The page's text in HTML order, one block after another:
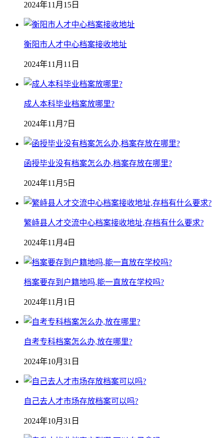
2024年11月15日
衡阳市人才中心档案接收地址
2024年11月11日
成人本科毕业档案放哪里?
2024年11月7日
函授毕业没有档案怎么办,档案存放在哪里?
2024年11月5日
繁峙县人才交流中心档案接收地址,存档有什么要求?
2024年11月4日
档案要存到户籍地吗,能一直放在学校吗?
2024年11月1日
自考专科档案怎么办,放在哪里?
2024年10月31日
自己去人才市场存放档案可以吗?
2024年10月31日